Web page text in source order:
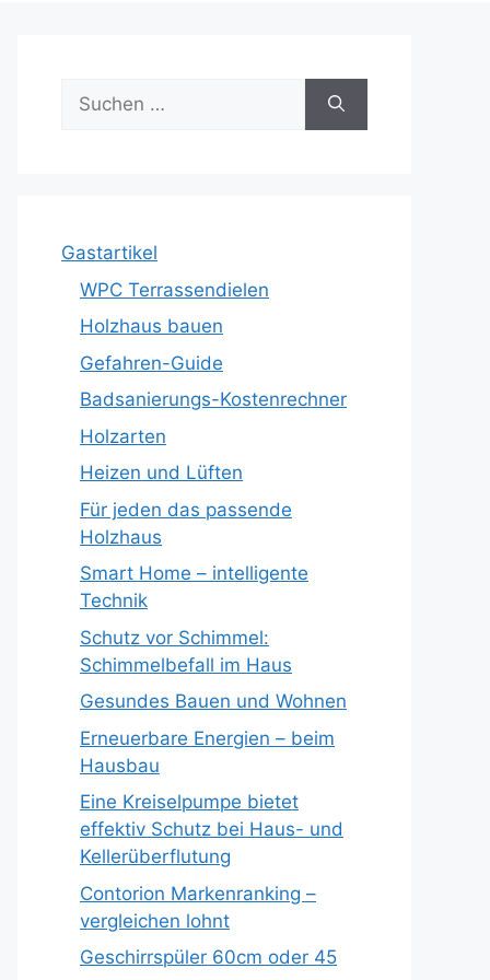
Suche
nach:
Gastartikel
WPC Terrassendielen
Holzhaus bauen
Gefahren-Guide
Badsanierungs-Kostenrechner
Holzarten
Heizen und Lüften
Für jeden das passende
Holzhaus
Smart Home – intelligente
Technik
Schutz vor Schimmel:
Schimmelbefall im Haus
Gesundes Bauen und Wohnen
Erneuerbare Energien – beim
Hausbau
Eine Kreiselpumpe bietet
effektiv Schutz bei Haus- und
Kellerüberflutung
Contorion Markenranking –
vergleichen lohnt
Geschirrspüler 60cm oder 45